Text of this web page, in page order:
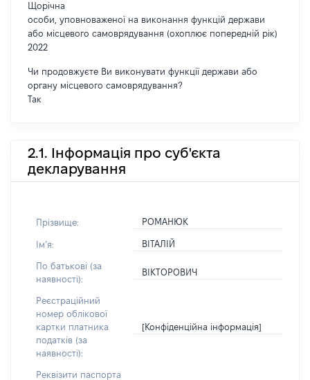
Щорічна
особи, уповноваженої на виконання функцій держави
або місцевого самоврядування (охоплює попередній рік)
2022
Чи продовжуєте Ви виконувати функції держави або
органу місцевого самоврядування?
Так
2.1. Інформація про суб'єкта
декларування
Прізвище: РОМАНЮК
Імʼя: ВІТАЛІЙ
По батькові (за
наявності):
ВІКТОРОВИЧ
Реєстраційний
номер облікової
картки платника
податків (за
наявності):
[Конфіденційна інформація]
Реквізити паспорта